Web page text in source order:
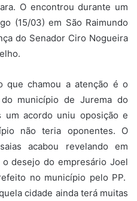
O encontrou durante um
(15/03) em São Raimundo
do Senador Ciro Nogueira
ho.
que chamou a atenção é o
município de Jurema do
um acordo uniu oposição e
não teria oponentes. O
acabou revelando em
desejo do empresário Joel
no município pelo PP.
cidade ainda terá muitas